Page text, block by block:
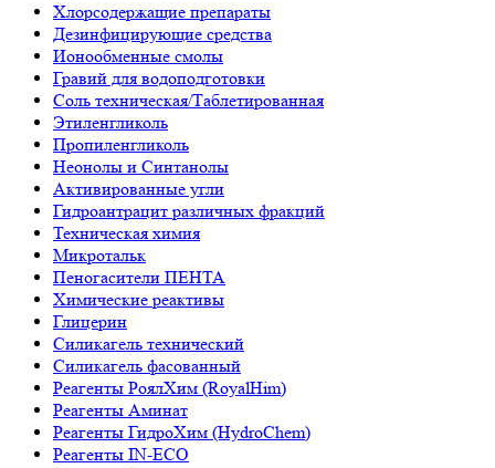
Хлорсодержащие препараты
Дезинфицирующие средства
Ионообменные смолы
Гравий для водоподготовки
Соль техническая/Таблетированная
Этиленгликоль
Пропиленгликоль
Неонолы и Синтанолы
Активированные угли
Гидроантрацит различных фракций
Техническая химия
Микротальк
Пеногасители ПЕНТА
Химические реактивы
Глицерин
Силикагель технический
Силикагель фасованный
Реагенты РоялХим (RoyalHim)
Реагенты Аминат
Реагенты ГидроХим (HydroChem)
Реагенты IN-ECO